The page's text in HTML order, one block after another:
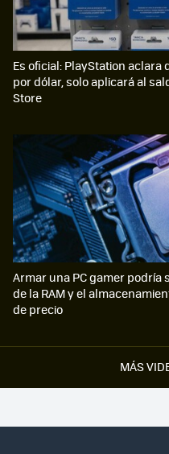
MÁS
Es oficial: PlayStation aclara
por dólar, solo aplicará al
Store
Armar una PC gamer podría
de la RAM y el
de precio